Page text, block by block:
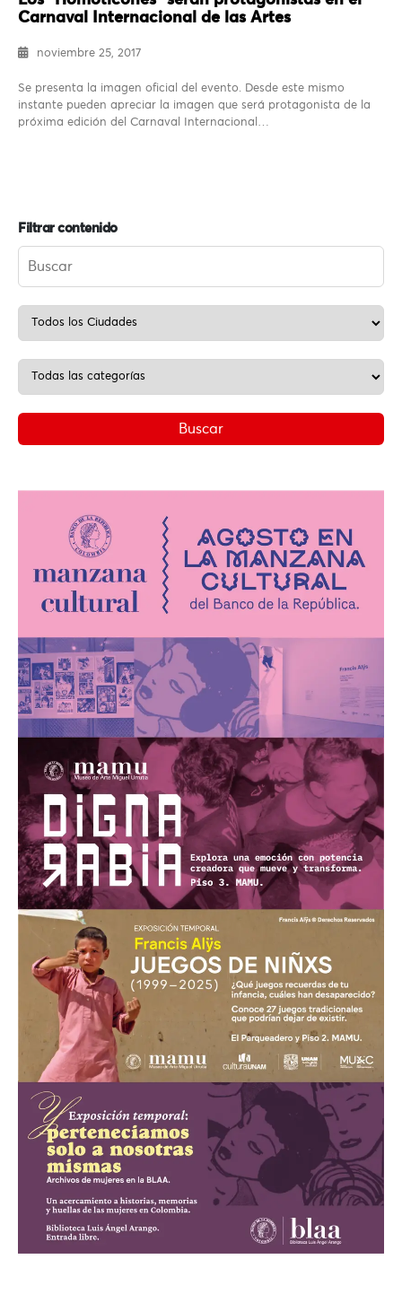
Carnaval Internacional de las Artes
noviembre 25, 2017
Se presenta la imagen oficial del evento. Desde este mismo
instante pueden apreciar la imagen que será protagonista de la
próxima edición del Carnaval Internacional…
Filtrar contenido